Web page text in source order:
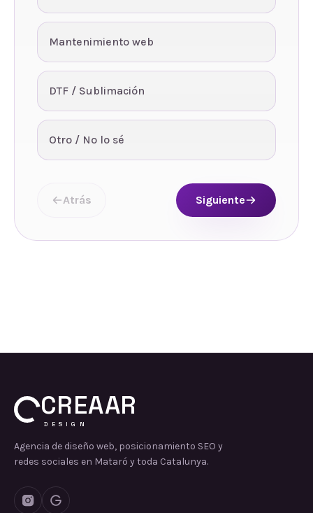
Mantenimiento web
DTF / Sublimación
Otro / No lo sé
Atrás Siguiente
CREAAR
DESIGN
Agencia de diseño web, posicionamiento SEO y
redes sociales en Mataró y toda Catalunya.